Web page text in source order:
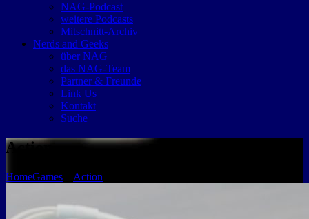
NAG-Podcast
weitere Podcasts
Mitschnitt-Archiv
Nerds and Geeks
über NAG
das NAG-Team
Partner & Freunde
Link Us
Kontakt
Suche
Action
HomeGames Action